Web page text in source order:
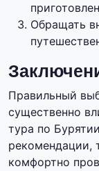
Обращать
Правильный
существенно
тура по
рекомендации,
комфортно